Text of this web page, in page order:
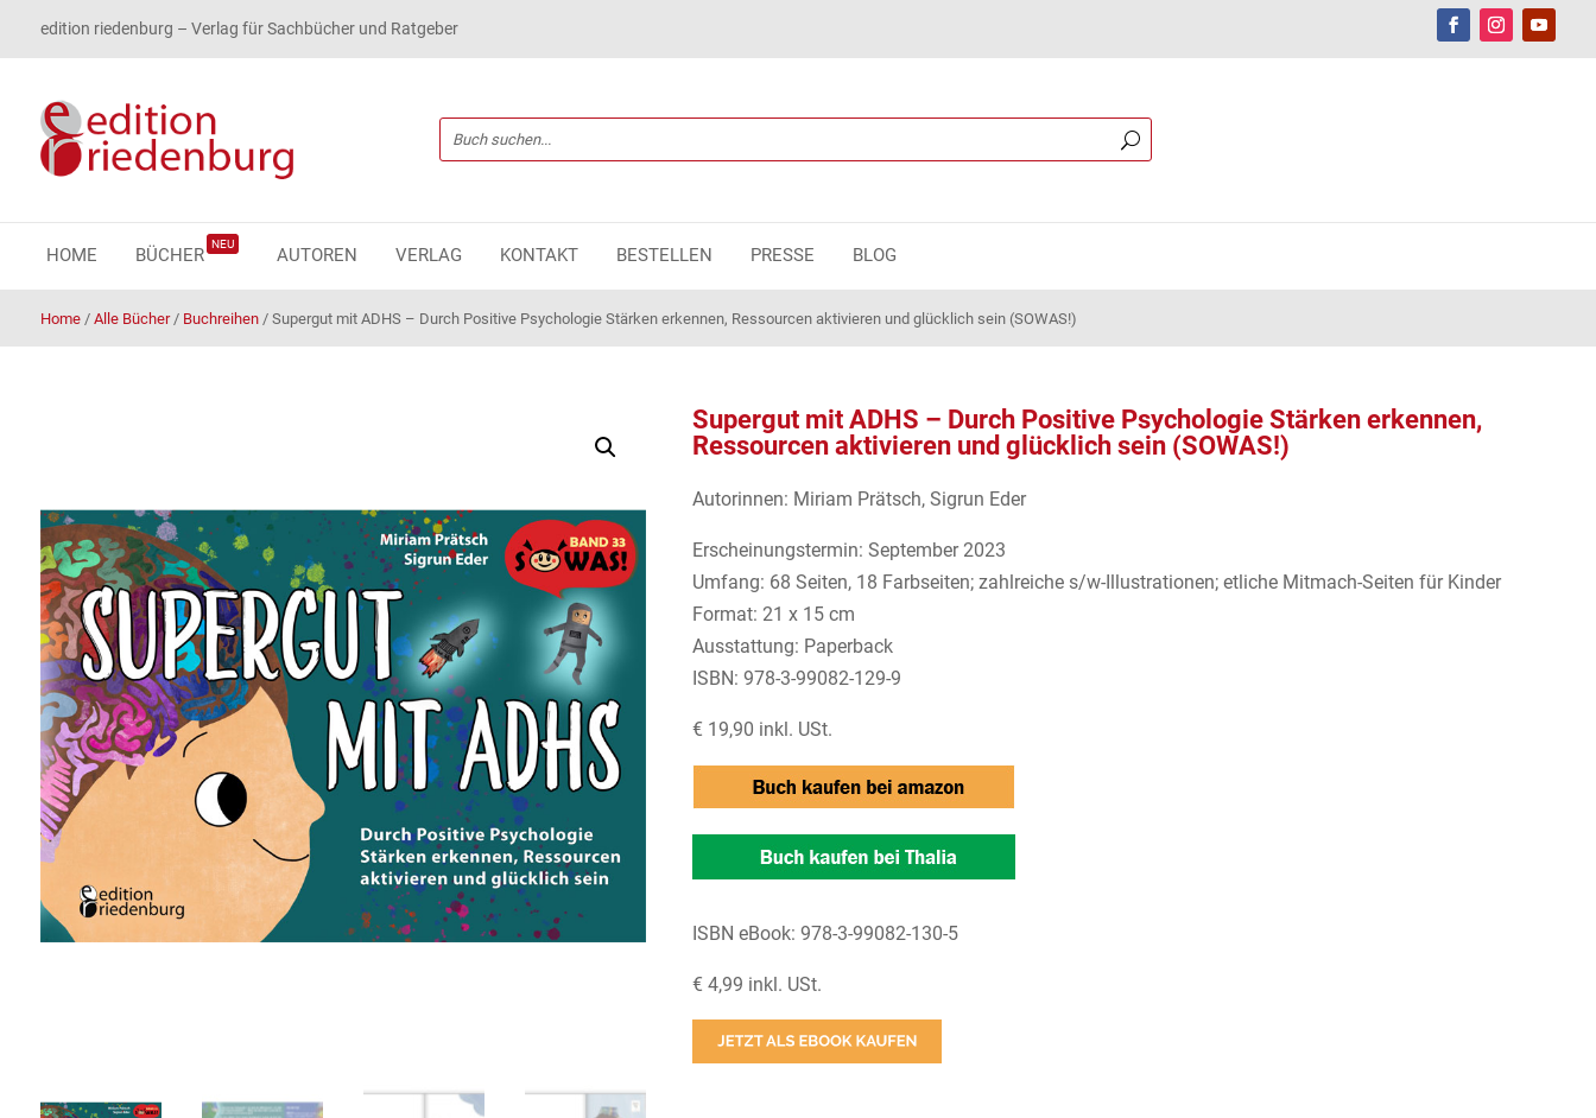
edition riedenburg – Verlag für Sachbücher und Ratgeber
HOME BÜCHER
NEU
AUTOREN VERLAG KONTAKT BESTELLEN PRESSE BLOG
Home/ Alle Bücher/ Buchreihen/ Supergut mit ADHS – Durch Positive Psychologie Stärken erkennen, Ressourcen aktivieren und glücklich sein (SOWAS!)
Supergut mit ADHS – Durch Positive Psychologie Stärken erkennen,
Ressourcen aktivieren und glücklich sein (SOWAS!)
Autorinnen: Miriam Prätsch, Sigrun Eder
Erscheinungstermin: September 2023
Umfang: 68 Seiten, 18 Farbseiten; zahlreiche s/w-Illustrationen; etliche Mitmach-Seiten für Kinder
Format: 21 x 15 cm
Ausstattung: Paperback
ISBN: 978-3-99082-129-9
€ 19,90 inkl. USt.
ISBN eBook: 978-3-99082-130-5
€ 4,99 inkl. USt.